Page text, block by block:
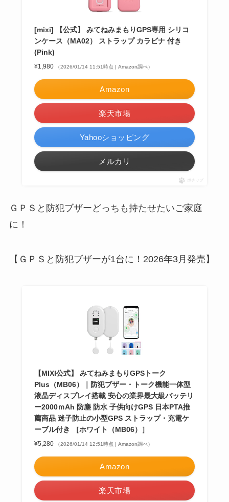
[mixi] 【公式】 みてねみまもりGPS専用 シリコ
ンケース（MA02） ストラップ カラビナ 付き
(Pink)
¥1,980 （2026/01/14 11:51時点 | Amazon調べ）
Amazon
楽天市場
Yahooショッピング
メルカリ
ポチップ
ＧＰＳと防犯ブザーどっちも持たせたいご家庭
に！
【ＧＰＳと防犯ブザーが1台に！2026年3月発売】
【MIXI公式】 みてねみまもりGPSトーク
Plus（MB06）｜防犯ブザー・トーク機能一体型
液晶ディスプレイ搭載 安心の業界最大級バッテリ
ー2000ｍAh 防塵 防水 子供向けGPS 日本PTA推
薦商品 迷子防止の小型GPS ストラップ・充電ケ
ーブル付き ［ホワイト（MB06）］
¥5,280 （2026/01/14 12:51時点 | Amazon調べ）
Amazon
楽天市場